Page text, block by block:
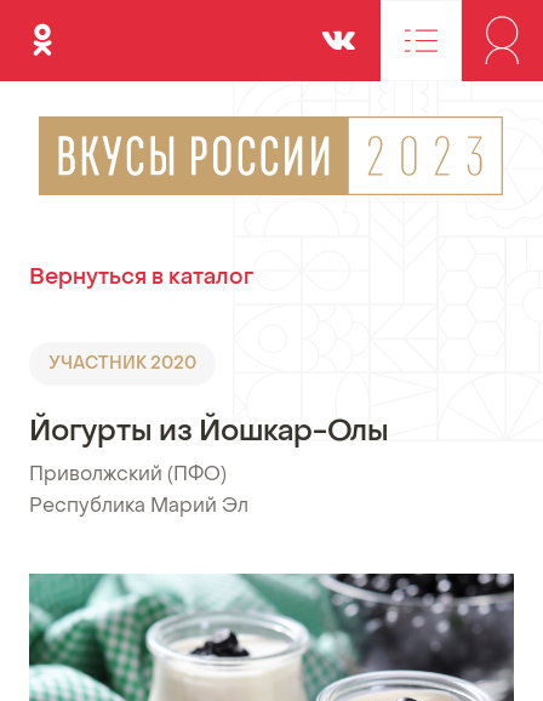
Одноклассники Вконтакте
Вернуться в каталог
УЧАСТНИК 2020
Йогурты из Йошкар-Олы
Приволжский (ПФО)
•Республика Марий Эл